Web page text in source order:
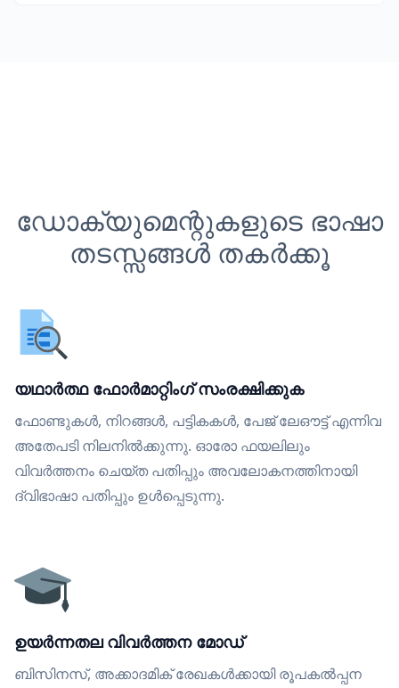
ഡോക്യുമെന്റുകളുടെ ഭാഷാ
തടസ്സങ്ങൾ തകർക്കൂ
യഥാർത്ഥ ഫോർമാറ്റിംഗ് സംരക്ഷിക്കുക
ഫോണ്ടുകൾ, നിറങ്ങൾ, പട്ടികകൾ, പേജ് ലേഔട്ട് എന്നിവ
അതേപടി നിലനിൽക്കുന്നു. ഓരോ ഫയലിലും
വിവർത്തനം ചെയ്ത പതിപ്പും അവലോകനത്തിനായി
ദ്വിഭാഷാ പതിപ്പും ഉൾപ്പെടുന്നു.
ഉയർന്നതല വിവർത്തന മോഡ്
ബിസിനസ്, അക്കാദമിക് രേഖകൾക്കായി രൂപകൽപ്പന